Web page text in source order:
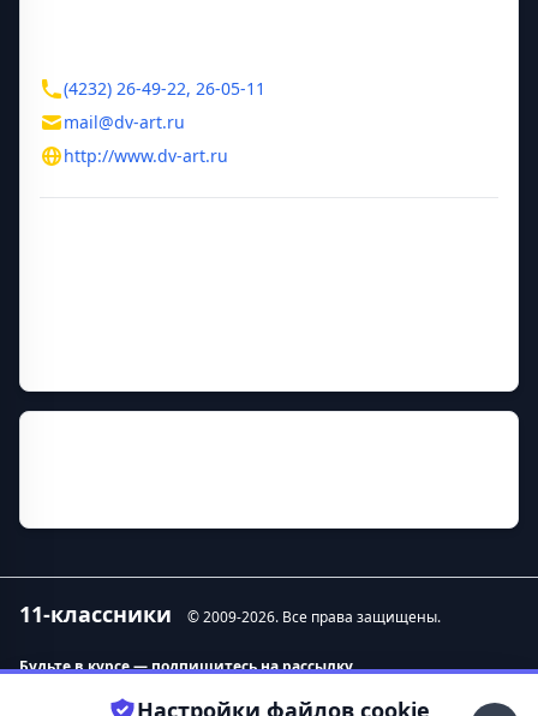
(4232) 26-49-22, 26-05-11
mail@dv-art.ru
http://www.dv-art.ru
11-классники © 2009-2026. Все права защищены.
Будьте в курсе — подпишитесь на рассылку.
Настройки файлов cookie